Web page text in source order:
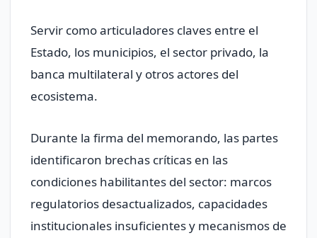
Servir como articuladores claves entre el
Estado, los municipios, el sector privado, la
banca multilateral y otros actores del
ecosistema.
Durante la firma del memorando, las partes
identificaron brechas críticas en las
condiciones habilitantes del sector: marcos
regulatorios desactualizados, capacidades
institucionales insuficientes y mecanismos de